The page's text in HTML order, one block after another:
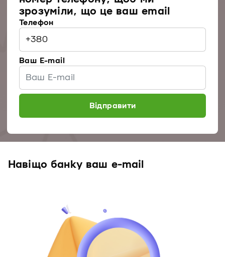
зрозуміли, що це ваш email
Телефон
Ваш E-mail
Відправити
Навіщо банку ваш e-mail